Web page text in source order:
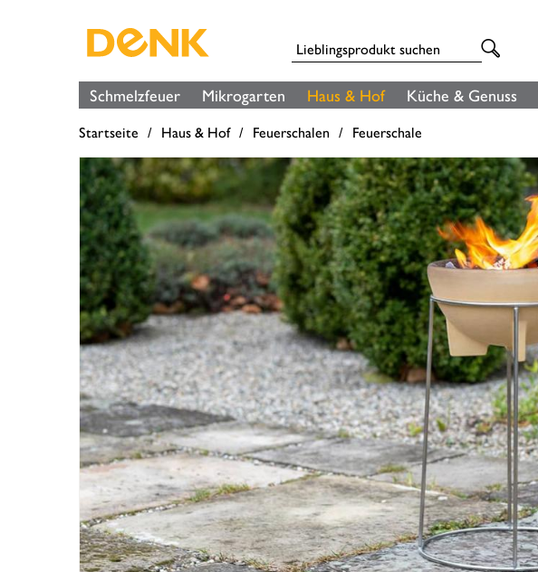
Schmelzfeuer Mikrogarten Haus & Hof Küche & Genuss
Startseite Haus & Hof Feuerschalen Feuerschale